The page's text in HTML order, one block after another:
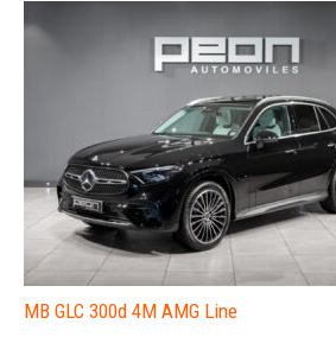
MB GLC 300d 4M AMG Line